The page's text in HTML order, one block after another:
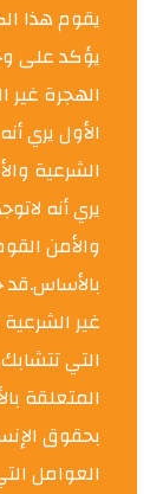
يقوم هذا
يؤكد على
الهجرة غير
الأول يري
الشرعية
يري أنه
والأمن
غير
التي
المتعلقة
بحقوق
العوامل